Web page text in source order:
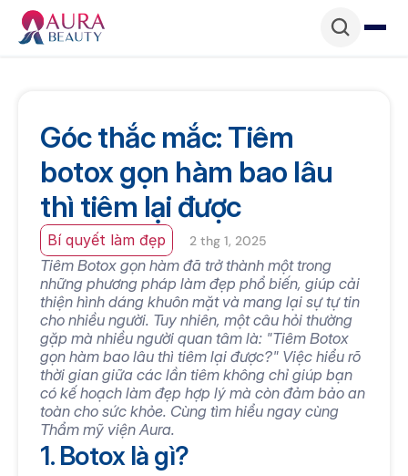
Góc thắc mắc: Tiêm
botox gọn hàm bao lâu
thì tiêm lại được
Bí quyết làm đẹp 2 thg 1, 2025
Tiêm Botox gọn hàm đã trở thành một trong
những phương pháp làm đẹp phổ biến, giúp cải
thiện hình dáng khuôn mặt và mang lại sự tự tin
cho nhiều người. Tuy nhiên, một câu hỏi thường
gặp mà nhiều người quan tâm là: "Tiêm Botox
gọn hàm bao lâu thì tiêm lại được?" Việc hiểu rõ
thời gian giữa các lần tiêm không chỉ giúp bạn
có kế hoạch làm đẹp hợp lý mà còn đảm bảo an
toàn cho sức khỏe. Cùng tìm hiểu ngay cùng
Thẩm mỹ viện Aura.
1. Botox là gì?